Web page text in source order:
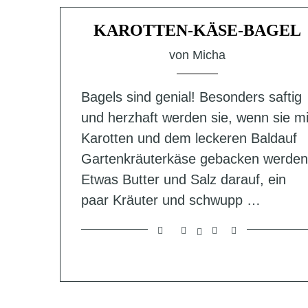
KAROTTEN-KÄSE-BAGEL
von Micha
Bagels sind genial! Besonders saftig
und herzhaft werden sie, wenn sie
Karotten und dem leckeren Baldauf
Gartenkräuterkäse gebacken
Etwas Butter und Salz darauf, ein
paar Kräuter und schwupp …